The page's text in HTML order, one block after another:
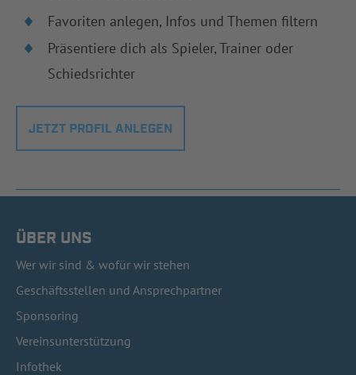
Favoriten anlegen, Infos und Themen filtern
Präsentiere dich als Spieler, Trainer oder
Schiedsrichter
JETZT PROFIL ANLEGEN
ÜBER UNS
Wer wir sind & wofür wir stehen
Geschäftsstellen und Ansprechpartner
Sponsoring
Vereinsunterstützung
Infothek